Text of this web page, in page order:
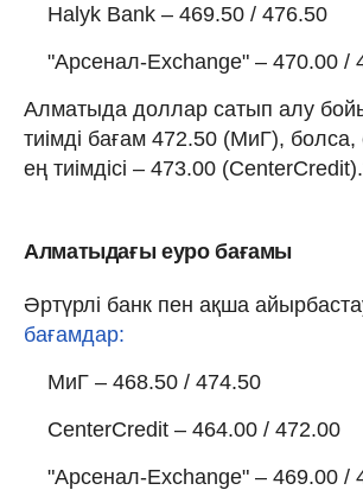
Halyk Bank – 469.50 / 476.50
"Арсенал-Exchange" – 470.00 /
Алматыда доллар сатып алу
тиімді бағам 472.50 (МиГ),
ең тиімдісі – 473.00
Алматыдағы еуро бағамы
Әртүрлі банк пен ақша
бағамдар:
МиГ – 468.50 / 474.50
CenterCredit – 464.00 / 472.00
"Арсенал-Exchange" – 469.00 /